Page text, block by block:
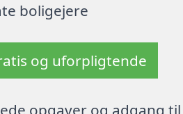
boligejere
og uforpligtende